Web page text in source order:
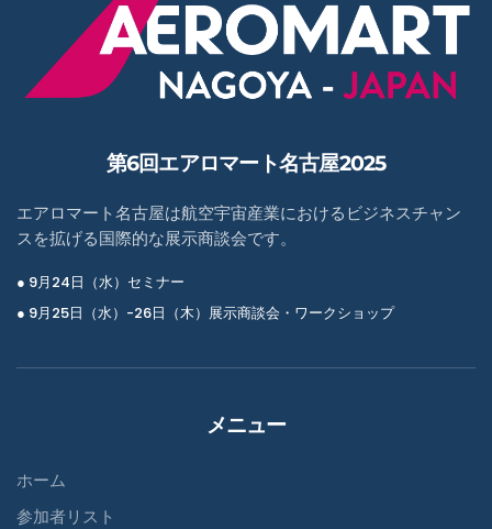
第6回エアロマート名古屋2025
エアロマート名古屋は航空宇宙産業におけるビジネスチャン
スを拡げる国際的な展示商談会です。
● 9月24日（水）セミナー
● 9月25日（水）-26日（木）展示商談会・ワークショップ
メニュー
ホーム
参加者リスト